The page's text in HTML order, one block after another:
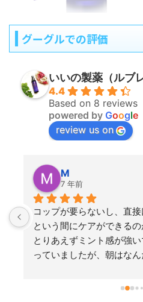
グーグルでの評価
いいの製薬（ルブ
4.4
Based on 8 reviews
powered by Google
review us on
M
7 年前
コップが要らないし、直
という間にケアができる
とりあえずミント感が強
っていましたが、朝はな
か、スーっとするのに刺